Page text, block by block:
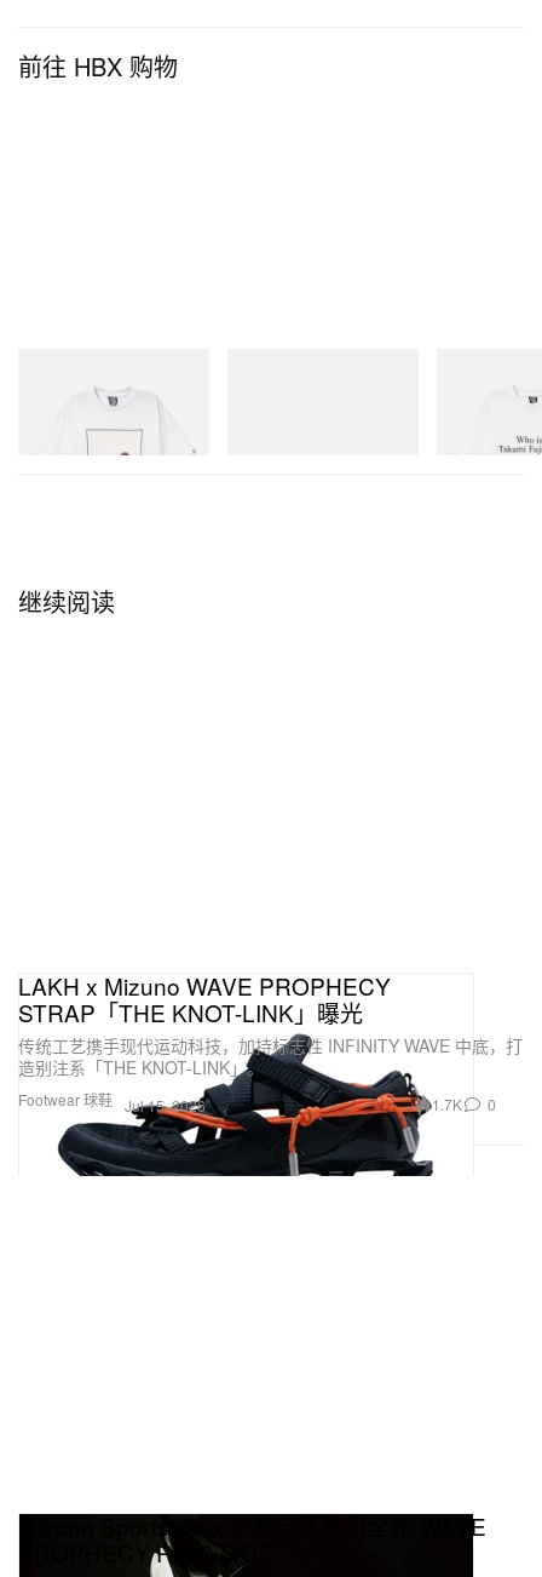
前往 HBX 购物
Billionaire Boys Club X Initial
D Cotton T-Shirt 2
Billionaire
D Cotton T-
继续阅读
Footwear 球鞋
LAKH x Mizuno WAVE PROPHECY
STRAP「THE KNOT-LINK」曝光
传统工艺携手现代运动科技，加持标志性 INFINITY WAVE 中底，打
造别注系「THE KNOT-LINK」。
Jul 15, 2026 1.7K 0
Mizuno Sportstyle x 小林节正推出全新 WAVE
PROPHECY RING MOC